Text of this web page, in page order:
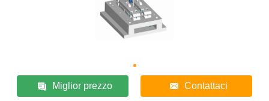
Miglior prezzo Contattaci